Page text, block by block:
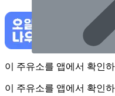
이 주유소를 앱에서 확인
이 주유소를 앱에서 확인